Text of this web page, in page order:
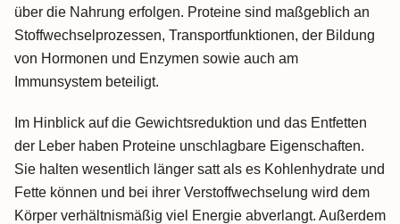
über die Nahrung erfolgen. Proteine sind maßgeblich an
Stoffwechselprozessen, Transportfunktionen, der Bildung
von Hormonen und Enzymen sowie auch am
Immunsystem beteiligt.
Im Hinblick auf die Gewichtsreduktion und das Entfetten
der Leber haben Proteine unschlagbare Eigenschaften.
Sie halten wesentlich länger satt als es Kohlenhydrate und
Fette können und bei ihrer Verstoffwechselung wird dem
Körper verhältnismäßig viel Energie abverlangt. Außerdem